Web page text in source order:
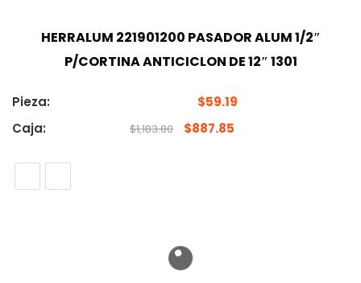
HERRALUM 221901200 PASADOR ALUM 1/2″
P/CORTINA ANTICICLON DE 12″ 1301
Pieza: $59.19
Caja:
$1,183.80 $887.85